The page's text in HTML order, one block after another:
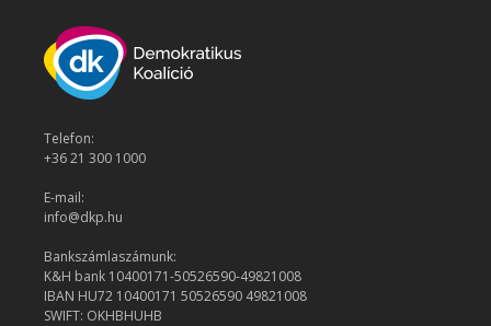
Telefon:
+36 21 300 1000
E-mail:
info@dkp.hu
Bankszámlaszámunk:
K&H bank 10400171-50526590-49821008
IBAN HU72 10400171 50526590 49821008
SWIFT: OKHBHUHB